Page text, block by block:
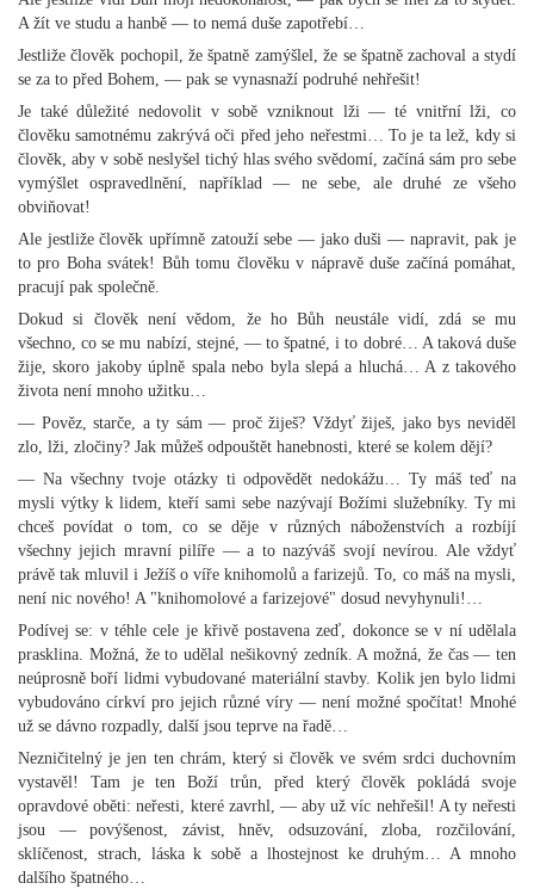
A žít ve studu a hanbě — to nemá duše zapotřebí…
Jestliže člověk pochopil, že špatně zamýšlel, že se špatně zachoval a stydí
se za to před Bohem, — pak se vynasnaží podruhé nehřešit!
Je také důležité nedovolit v sobě vzniknout lži — té vnitřní lži, co
člověku samotnému zakrývá oči před jeho neřestmi… To je ta lež, kdy si
člověk, aby v sobě neslyšel tichý hlas svého svědomí, začíná sám pro sebe
vymýšlet ospravedlnění, například — ne sebe, ale druhé ze všeho
obviňovat!
Ale jestliže člověk upřímně zatouží sebe — jako duši — napravit, pak je
to pro Boha svátek! Bůh tomu člověku v nápravě duše začíná pomáhat,
pracují pak společně.
Dokud si člověk není vědom, že ho Bůh neustále vidí, zdá se mu
všechno, co se mu nabízí, stejné, — to špatné, i to dobré… A taková duše
žije, skoro jakoby úplně spala nebo byla slepá a hluchá… A z takového
života není mnoho užitku…
— Pověz, starče, a ty sám — proč žiješ? Vždyť žiješ, jako bys neviděl
zlo, lži, zločiny? Jak můžeš odpouštět hanebnosti, které se kolem dějí?
— Na všechny tvoje otázky ti odpovědět nedokážu… Ty máš teď na
mysli výtky k lidem, kteří sami sebe nazývají Božími služebníky. Ty mi
chceš povídat o tom, co se děje v různých náboženstvích a rozbíjí
všechny jejich mravní pilíře — a to nazýváš svojí nevírou. Ale vždyť
právě tak mluvil i Ježíš o víře knihomolů a farizejů. To, co máš na mysli,
není nic nového! A "knihomolové a farizejové" dosud nevyhynuli!…
Podívej se: v téhle cele je křivě postavena zeď, dokonce se v ní udělala
prasklina. Možná, že to udělal nešikovný zedník. A možná, že čas — ten
neúprosně boří lidmi vybudované materiální stavby. Kolik jen bylo lidmi
vybudováno církví pro jejich různé víry — není možné spočítat! Mnohé
už se dávno rozpadly, další jsou teprve na řadě…
Nezničitelný je jen ten chrám, který si člověk ve svém srdci duchovním
vystavěl! Tam je ten Boží trůn, před který člověk pokládá svoje
opravdové oběti: neřesti, které zavrhl, — aby už víc nehřešil! A ty neřesti
jsou — povýšenost, závist, hněv, odsuzování, zloba, rozčilování,
sklíčenost, strach, láska k sobě a lhostejnost ke druhým… A mnoho
dalšího špatného…